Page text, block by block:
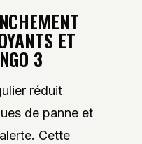
ET
3
réduit
de panne et
Cette